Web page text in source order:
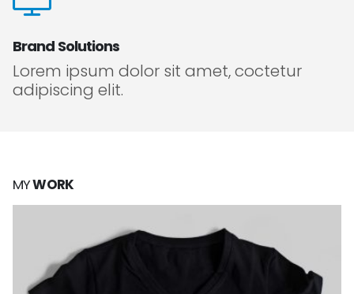
Brand Solutions
Lorem ipsum dolor sit amet, coctetur
adipiscing elit.
MYWORK